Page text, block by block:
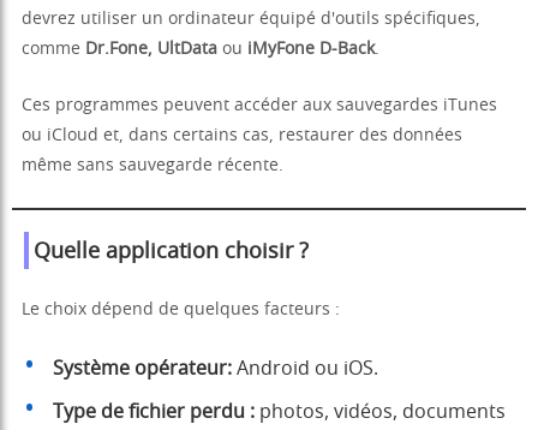
devrez utiliser un ordinateur équipé d'outils spécifiques,
comme Dr.Fone, UltData ou iMyFone D-Back.
Ces programmes peuvent accéder aux sauvegardes iTunes
ou iCloud et, dans certains cas, restaurer des données
même sans sauvegarde récente.
Quelle application choisir ?
Le choix dépend de quelques facteurs :
Système opérateur: Android ou iOS.
Type de fichier perdu : photos, vidéos, documents